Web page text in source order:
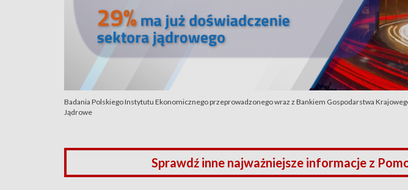
Badania Polskiego Instytutu Ekonomicznego przeprowadzonego wraz z Bankiem Gospodarstwa
Jądrowe
Sprawdź inne najważniejsze informacje z